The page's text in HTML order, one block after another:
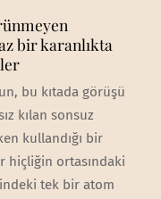
bir karanlıkta
bu kıtada görüşü
kılan sonsuz
kullandığı bir
hiçliğin ortasındaki
tek bir atom